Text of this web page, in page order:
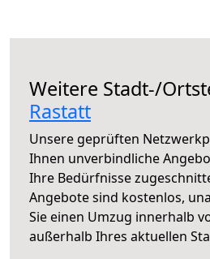
Weitere Stadt-/
Rastatt
Unsere geprüften
Ihnen unverbindliche
Ihre Bedürfnisse
Angebote sind kostenlos,
Sie einen Umzug innerhalb
außerhalb Ihres aktuellen